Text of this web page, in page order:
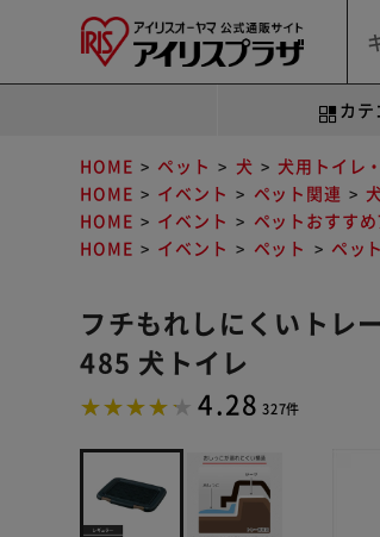
カテ
HOME ペット 犬 犬用トイレ
HOME
イベント ペット関連
HOME
イベント ペットおすす
HOME
イベント ペット ペッ
フチもれしにくいトレ
485 犬トイレ
4.28 327件